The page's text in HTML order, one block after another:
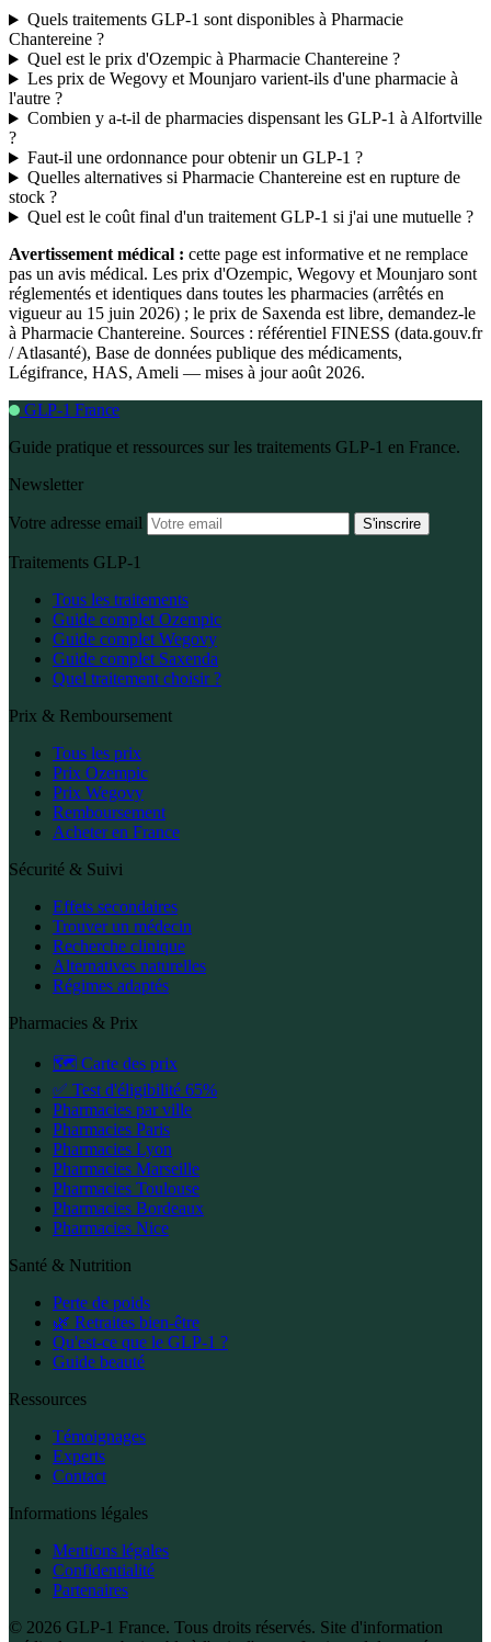
Quels traitements GLP-1 sont disponibles à Pharmacie
Chantereine ?
Quel est le prix d'Ozempic à Pharmacie Chantereine ?
Les prix de Wegovy et Mounjaro varient-ils d'une pharmacie à
l'autre ?
Combien y a-t-il de pharmacies dispensant les GLP-1 à Alfortville
?
Faut-il une ordonnance pour obtenir un GLP-1 ?
Quelles alternatives si Pharmacie Chantereine est en rupture de
stock ?
Quel est le coût final d'un traitement GLP-1 si j'ai une mutuelle ?
Avertissement médical : cette page est informative et ne remplace
pas un avis médical. Les prix d'Ozempic, Wegovy et Mounjaro sont
réglementés et identiques dans toutes les pharmacies (arrêtés en
vigueur au 15 juin 2026) ; le prix de Saxenda est libre, demandez-le
à Pharmacie Chantereine. Sources : référentiel FINESS (data.gouv.fr
/ Atlasanté), Base de données publique des médicaments,
Légifrance, HAS, Ameli — mises à jour août 2026.
GLP-1 France
Guide pratique et ressources sur les traitements GLP-1 en France.
Newsletter
Votre adresse email S'inscrire
Traitements GLP-1
Tous les traitements
Guide complet Ozempic
Guide complet Wegovy
Guide complet Saxenda
Quel traitement choisir ?
Prix & Remboursement
Tous les prix
Prix Ozempic
Prix Wegovy
Remboursement
Acheter en France
Sécurité & Suivi
Effets secondaires
Trouver un médecin
Recherche clinique
Alternatives naturelles
Régimes adaptés
Pharmacies & Prix
🗺️ Carte des prix
✅ Test d'éligibilité 65%
Pharmacies par ville
Pharmacies Paris
Pharmacies Lyon
Pharmacies Marseille
Pharmacies Toulouse
Pharmacies Bordeaux
Pharmacies Nice
Santé & Nutrition
Perte de poids
🌿 Retraites bien-être
Qu'est-ce que le GLP-1 ?
Guide beauté
Ressources
Témoignages
Experts
Contact
Informations légales
Mentions légales
Confidentialité
Partenaires
© 2026 GLP-1 France. Tous droits réservés. Site d'information